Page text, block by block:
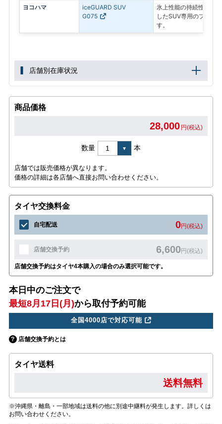
ヨコハマ
iceGUARD SUV
G075
氷上性能の持続性と、
したSUV専用のプレミ
す。
店舗別在庫状況
商品価格
28,000 円(税込)
数量 本
店舗では販売価格が異なります。
価格の詳細は各店舗へ直接お問い合わせください。
タイヤ交換料金
自宅配送 0円(税込)
店舗交換予約 6,600円(税込)
店舗交換予約はタイヤ4本購入の場合のみ選択可能です。
本日中のご注文で
最短8月17日(月)から取付予約可能
全国4000店で対応可能
店舗交換予約とは
タイヤ送料
送料無料
※沖縄県・離島・一部地域は送料の他に別途中継料が発生します。詳しくは
お問い合わせください。